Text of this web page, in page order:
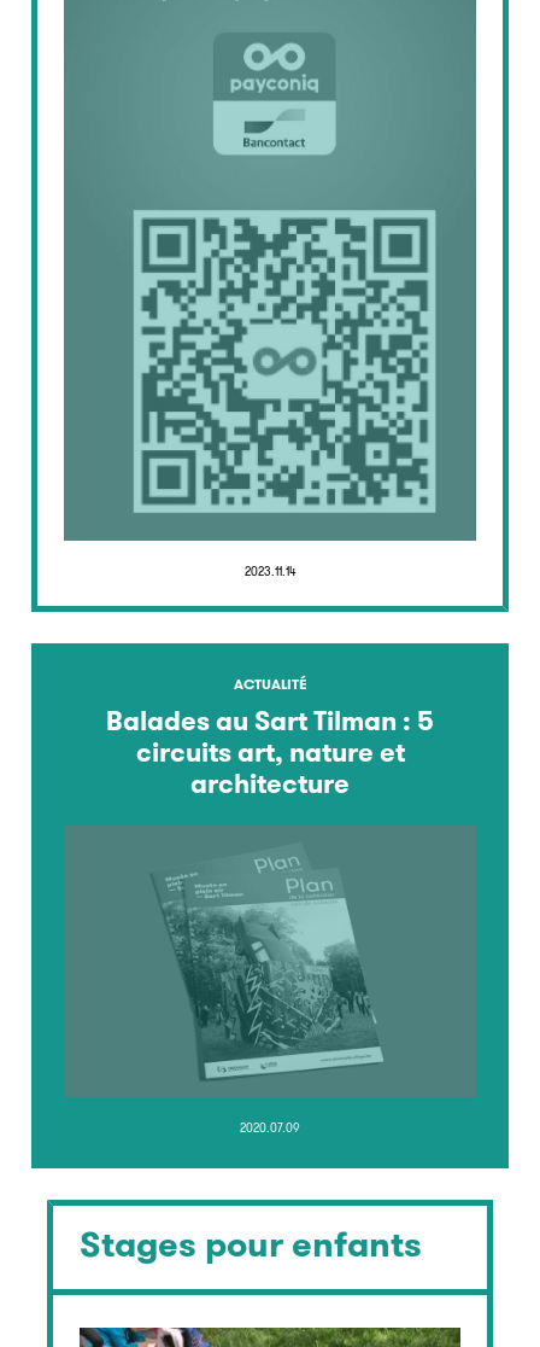
2023.11.14
ACTUALITÉ
Balades au Sart Tilman : 5
circuits art, nature et
architecture
2020.07.09
Stages pour enfants